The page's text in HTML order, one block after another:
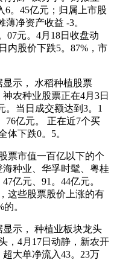
6。45亿元；归属上市股
净资产收益 -3。
07元。4月18日收盘动
内股价下跌5。87%，市
示， 水稻种植股票
农种业股票正在4月3日
。当日成交额达到3。1
76亿元。 正在近7个买
体下跌0。5。
市值一百亿以下的个
种业、华孚时髦、粤桂
亿元、91。44亿元。
这些股票股价上涨的有
。
示， 种植业板块龙头
，4月17日动静，新农开
大单净流入43。23万